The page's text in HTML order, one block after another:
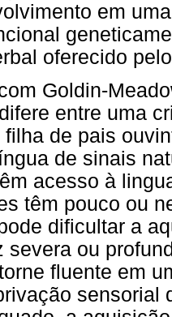
em
oferecido
Goldin-
entre uma
filha de pais
de sinais
acesso à
têm pouco ou
dificultar a
severa ou
fluente em
sensorial